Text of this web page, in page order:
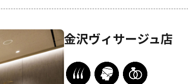
金沢ヴィサージュ店